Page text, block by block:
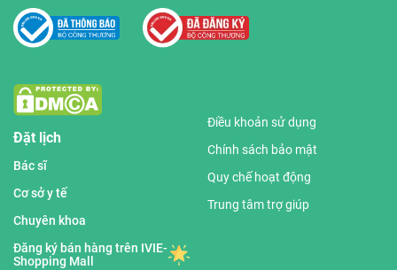
Đặt lịch
Bác sĩ
Cơ sở y tế
Chuyên khoa
Đăng ký bán hàng trên IVIE-
Shopping Mall
Điều khoản sử dụng
Chính sách bảo mật
Quy chế hoạt động
Trung tâm trợ giúp